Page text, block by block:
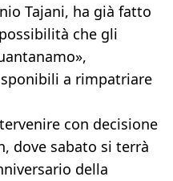
Tajani, ha già fatto
che gli
a rimpatriare
con decisione
dove sabato si terrà
della